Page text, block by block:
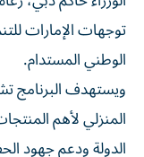
توجهات الإمارات
الوطني المستدام.
ويستهدف البرنامج
المنزلي لأهم
الدولة ودعم جهود